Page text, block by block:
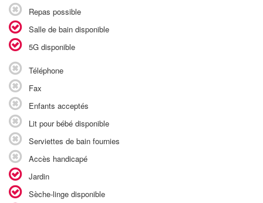
Repas possible
Salle de bain disponible
5G disponible
Téléphone
Fax
Enfants acceptés
Lit pour bébé disponible
Serviettes de bain fournies
Accès handicapé
Jardin
Sèche-linge disponible